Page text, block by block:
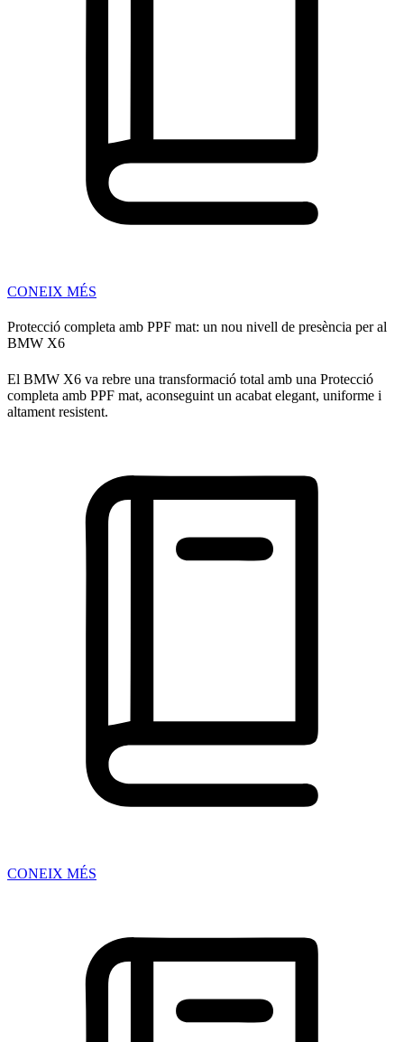
CONEIX MÉS
Protecció completa amb PPF mat: un nou nivell de presència per al
BMW X6
El BMW X6 va rebre una transformació total amb una Protecció
completa amb PPF mat, aconseguint un acabat elegant, uniforme i
altament resistent.
CONEIX MÉS